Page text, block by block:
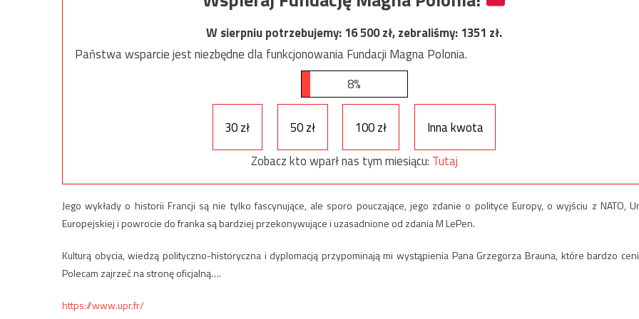
W sierpniu potrzebujemy:16 500zł, zebraliśmy:1351 zł.
Państwa wsparcie jest niezbędne dla funkcjonowania Fundacji Magna Polonia.
8%
30 zł 50 zł 100 zł
Inna kwota
Zobacz kto wparł nas tym miesiącu: Tutaj
Jego wykłady o historii Francji są nie tylko fascynujące, ale sporo pouczające, jego zdanie o polityce Europy, o wyjściu z NATO,
Europejskiej i powrocie do franka są bardziej przekonywujące i uzasadnione od zdania M LePen.
Kulturą obycia, wiedzą polityczno-historyczna i dyplomacją przypominają mi wystąpienia Pana Grzegorza Brauna, które bardzo
Polecam zajrzeć na stronę oficjalną….
https://www.upr.fr/